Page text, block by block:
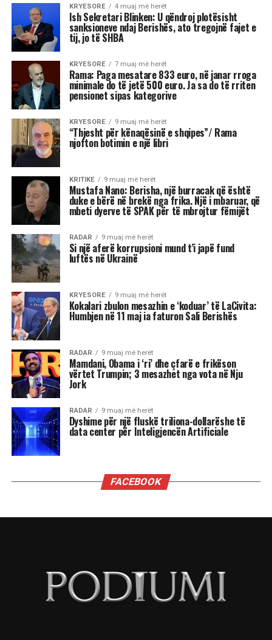
Ish-Sekretari amerikan i Shtetit, Antony Blinken
është pyetur gjatë një bashkëbisedimi “Harvard
Institute of Politics”, për shpalljen “non grata” të
Sali Berisha nga DASH.
Blinken thotë se qëndron plotësisht pas
sanksioneve të vendosura nga Departamenti
Amerikan i Shtetit ndaj Berishës, duke nënvizuar
se nuk ka asnjë dyshim apo hezitim për këtë
vendim.
Pyetja u drejtua nga shtetasi shqiptar Fatjon
Semanjaku, i cili duke rikujtuar vendimin e
administratës së mëparshme amerikane për
shpalljen “non grata” të Berishës, dhe faktin që
Blinken e cilësoi kryeministrin Edi Rama “lider
të shquar” gjatë një vizite në Shqipëri, i drejtoi
këtë pyetje:
“Dua të di sa i “shquar” duhet të jem që dyert e
Zyrës Ovale të hapen në rast se bëhem
kryeministër i Shqipërisë kur në Shtëpinë e
Bardhë rikthehet fraksioni mafioz i George Soros
i së majtës së sotme shumë shumë shumë
malinje?”
”Ju thatë që mund të zgjedh përgjigjen që dua t’i
shumë, shumë keq për atë që keni kaluar
sanksioneve të vendosura ndaj z. Berisha. Nuk
kam asnjë hezitim apo dyshim për këtë vendim,
aspak. Kjo nuk flet për mangësitë e